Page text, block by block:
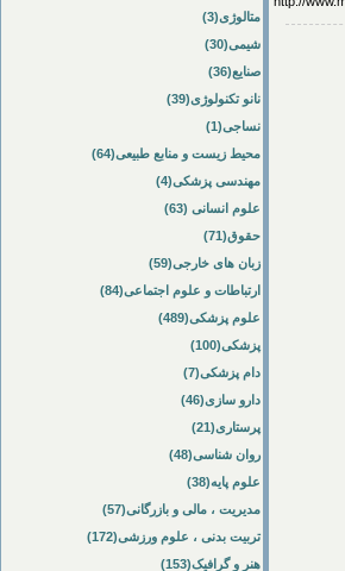
متالوژی(3)
شیمی(30)
صنایع(36)
نانو تکنولوژی(39)
نساجی(1)
محیط زیست و منابع طبیعی(64)
مهندسی پزشکی(4)
علوم انسانی (63)
حقوق(71)
زبان های خارجی(59)
ارتباطات و علوم اجتماعی(84)
علوم پزشکی(489)
پزشکی(100)
دام پزشکی(7)
دارو سازی(46)
پرستاری(21)
روان شناسی(48)
علوم پایه(38)
مدیریت ، مالی و بازرگانی(57)
تربیت بدنی ، علوم ورزشی(172)
هنر و گرافیک(153)